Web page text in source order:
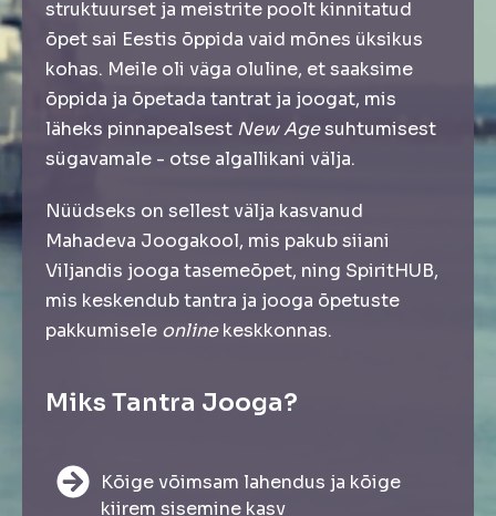
struktuurset ja meistrite poolt kinnitatud
õpet sai Eestis õppida vaid mõnes üksikus
kohas. Meile oli väga oluline, et saaksime
õppida ja õpetada tantrat ja joogat, mis
läheks pinnapealsest New Agesuhtumisest
sügavamale - otse algallikani välja.
Nüüdseks on sellest välja kasvanud
Mahadeva Joogakool, mis pakub siiani
Viljandis jooga tasemeõpet, ning SpiritHUB,
mis keskendub tantra ja jooga õpetuste
pakkumisele onlinekeskkonnas.
Miks Tantra Jooga?
Kõige võimsam lahendus ja kõige
kiirem sisemine kasv